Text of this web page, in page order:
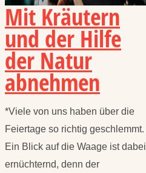
Mit Kräutern
und der Hilfe
der Natur
abnehmen
*Viele von uns haben über die
Feiertage so richtig geschlemmt.
Ein Blick auf die Waage ist dabei
ernüchternd, denn der